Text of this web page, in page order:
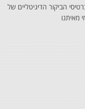
הביקור הדיגיטליים של